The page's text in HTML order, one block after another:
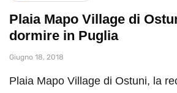
Plaia Mapo Village di
dormire in Puglia
Giugno 18, 2018
Plaia Mapo Village di Ostuni, la